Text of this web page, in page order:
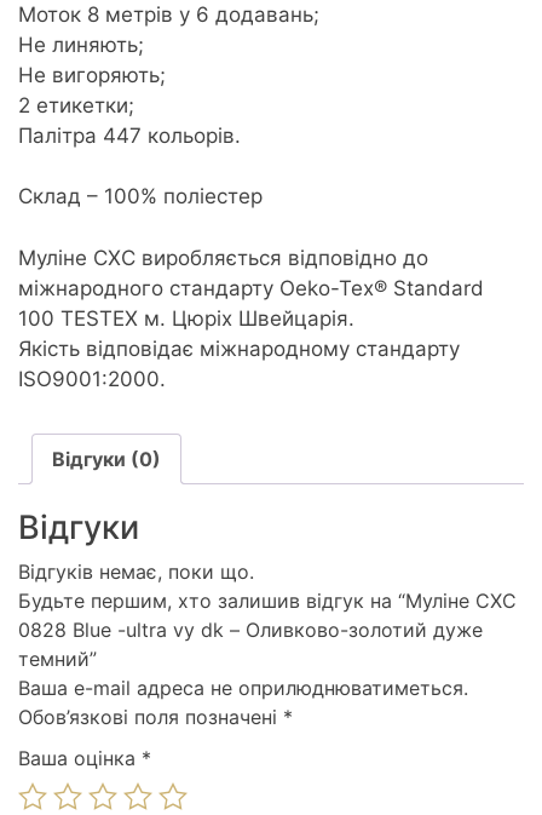
Оливково-
золотий
дуже
темний
кількість
Моток 8 метрів у 6 додавань;
Не линяють;
Не вигоряють;
2 етикетки;
Палітра 447 кольорів.
Склад – 100% поліестер
Муліне CXC виробляється відповідно до
міжнародного стандарту Oeko-Tex® Standard
100 TESTEX м. Цюріх Швейцарія.
Якість відповідає міжнародному стандарту
ISO9001:2000.
Відгуки (0)
Відгуки
Відгуків немає, поки що.
Будьте першим, хто залишив відгук на “Муліне СХС
0828 Blue -ultra vy dk – Оливково-золотий дуже
темний”
Ваша e-mail адреса не оприлюднюватиметься.
Обов’язкові поля позначені *
Ваша оцінка *